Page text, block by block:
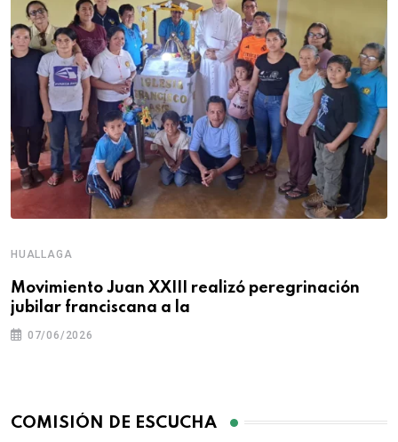
HUALLAGA
Movimiento Juan XXIII realizó peregrinación
jubilar franciscana a la
07/06/2026
COMISIÓN DE ESCUCHA